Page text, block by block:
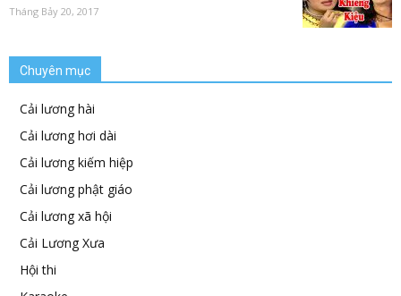
Tháng Bảy 20, 2017
Chuyên mục
Cải lương hài
Cải lương hơi dài
Cải lương kiếm hiệp
Cải lương phật giáo
Cải lương xã hội
Cải Lương Xưa
Hội thi